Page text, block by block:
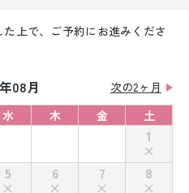
上で、ご予約にお進みくださ
08月
次の2ヶ月
水 木 金 土
1
5 6 7
8